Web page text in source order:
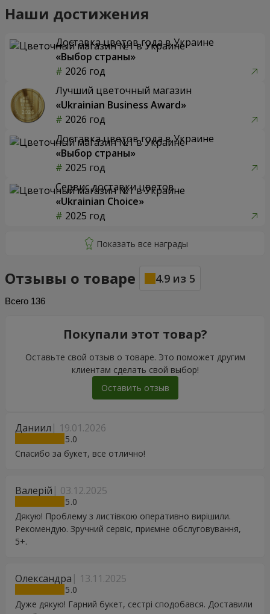
Наши достижения
Доставка цветов года в Украине
«Выбор страны»
2026 год
Лучший цветочный магазин
«Ukrainian Business Award»
2026 год
Доставка цветов года в Украине
«Выбор страны»
2025 год
Сервис доставки цветов
«Ukrainian Choice»
2025 год
Отзывы о товаре 4.9 из 5
Всего 136
Даниил 19.01.2026
5
Спасибо за букет, все отлично!
Валерій 03.12.2025
5
Дякую! Проблему з листівкою оперативно вирішили.
Рекомендую. Зручний сервіс, приємне обслуговування,
5+.
Олександра 13.11.2025
5
Дуже дякую! Гарний букет, сестрі сподобався. Доставили
Покупали этот товар?
Оставьте свой отзыв о товаре. Это поможет другим
клиентам сделать свой выбор!
Оставить отзыв